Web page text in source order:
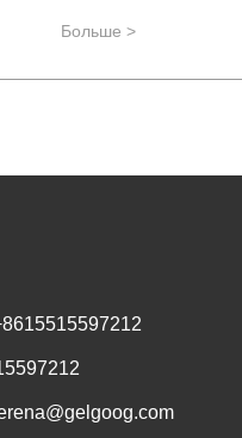
Больше >